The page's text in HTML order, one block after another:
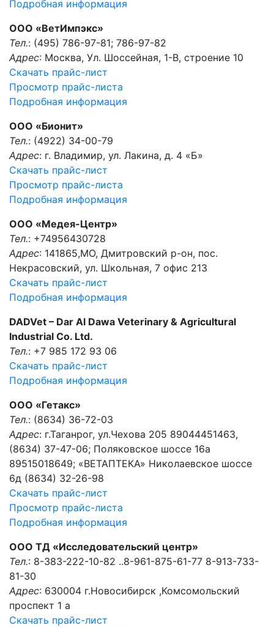
Подробная информация
ООО «ВетИмпэкс»
Тел.: (495) 786-97-81; 786-97-82
Адрес: Москва, Ул. Шоссейная, 1-В, строение 10
Скачать прайс-лист
Просмотр прайс-листа
Подробная информация
ООО «Бионит»
Тел.: (4922) 34-00-79
Адрес: г. Владимир, ул. Лакина, д. 4 «Б»
Скачать прайс-лист
Просмотр прайс-листа
Подробная информация
ООО «Медея-Центр»
Тел.: +74956430728
Адрес: 141865,МО, Дмитровский р-он, пос.
Некрасовский, ул. Школьная, 7 офис 213
Скачать прайс-лист
Подробная информация
DADVet – Dar Al Dawa Veterinary & Agricultural
Industrial Co. Ltd.
Тел.: +7 985 172 93 06
Скачать прайс-лист
Подробная информация
ООО «Гетакс»
Тел.: (8634) 36-72-03
Адрес: г.Таганрог, ул.Чехова 205 89044451463,
(8634) 37-47-06; Поляковское шоссе 16а
89515018649; «ВЕТАПТЕКА» Николаевское шоссе
6д (8634) 32-26-98
Скачать прайс-лист
Просмотр прайс-листа
Подробная информация
ООО ТД «Исследовательский центр»
Тел.: 8-383-222-10-82 ..8-961-875-61-77 8-913-733-
81-30
Адрес: 630004 г.Новосибирск ,Комсомольский
проспект 1 а
Скачать прайс-лист